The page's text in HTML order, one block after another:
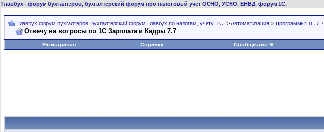
Главбух - форум бухгалтеров, бухгалтерский форум про налоговый учет ОСНО, УСНО, ЕНВД, форум 1С.
Главбух форум бухгалтеров, бухгалтерский форум Главбух по налогам, учету, 1С. > Автоматизация > Программы: 1C 7.7
Отвечу на вопросы по 1С Зарплата и Кадры 7.7
Регистрация
Справка Сообщество